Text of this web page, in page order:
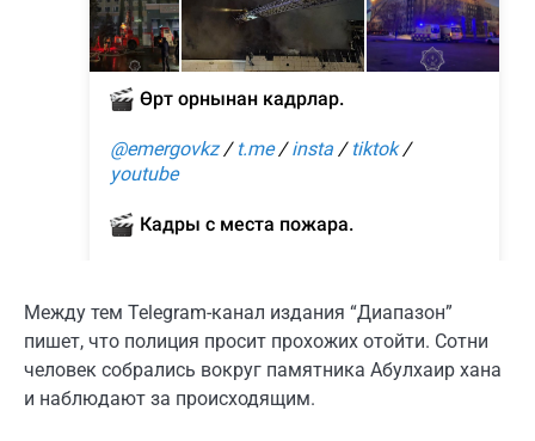
Между тем Telegram-канал издания “Диапазон”
пишет, что полиция просит прохожих отойти. Сотни
человек собрались вокруг памятника Абулхаир хана
и наблюдают за происходящим.